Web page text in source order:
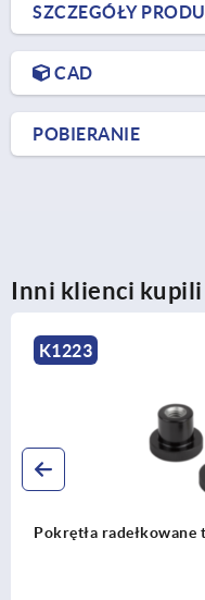
SZCZEGÓŁY
CAD
POBIERANIE
Inni klienci
K1472
Nakrętki